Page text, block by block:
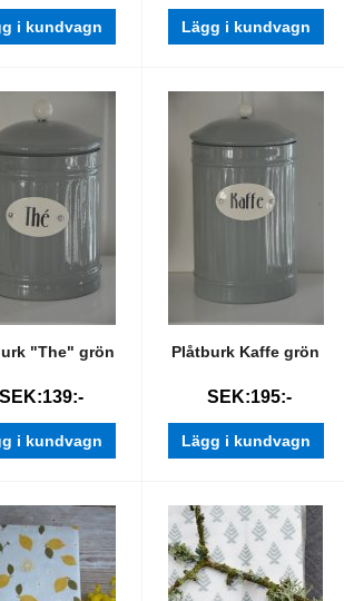
i kundvagn Lägg i kundvagn
"The" grön
SEK:139:-
i kundvagn
Plåtburk Kaffe grön
SEK:195:-
Lägg i kundvagn